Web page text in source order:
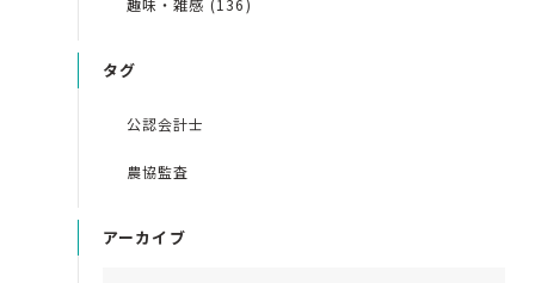
趣味・雑感 (136)
タグ
公認会計士
農協監査
アーカイブ